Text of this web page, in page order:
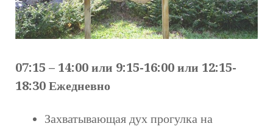
07:15 – 14:00 или 9:15-16:00 или 12:15-
18:30 Ежедневно
Захватывающая дух прогулка на